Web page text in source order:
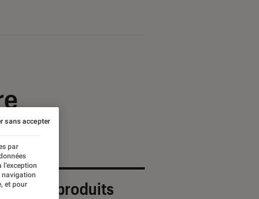
de produits
par
navigation
et pour
sans accepter